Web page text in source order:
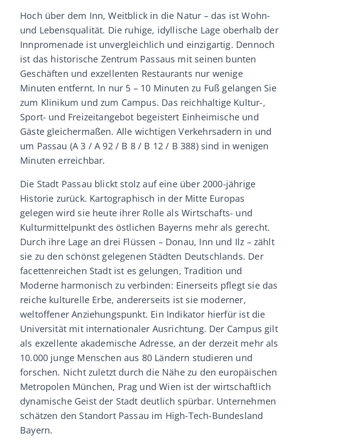
Hoch über dem Inn, Weitblick in die Natur – das ist Wohn-
und Lebensqualität. Die ruhige, idyllische Lage oberhalb der
Innpromenade ist unvergleichlich und einzigartig. Dennoch
ist das historische Zentrum Passaus mit seinen bunten
Geschäften und exzellenten Restaurants nur wenige
Minuten entfernt. In nur 5 – 10 Minuten zu Fuß gelangen Sie
zum Klinikum und zum Campus. Das reichhaltige Kultur-,
Sport- und Freizeitangebot begeistert Einheimische und
Gäste gleichermaßen. Alle wichtigen Verkehrsadern in und
um Passau (A 3 / A 92 / B 8 / B 12 / B 388) sind in wenigen
Minuten erreichbar.
Die Stadt Passau blickt stolz auf eine über 2000-jährige
Historie zurück. Kartographisch in der Mitte Europas
gelegen wird sie heute ihrer Rolle als Wirtschafts- und
Kulturmittelpunkt des östlichen Bayerns mehr als gerecht.
Durch ihre Lage an drei Flüssen – Donau, Inn und Ilz – zählt
sie zu den schönst gelegenen Städten Deutschlands. Der
facettenreichen Stadt ist es gelungen, Tradition und
Moderne harmonisch zu verbinden: Einerseits pflegt sie das
reiche kulturelle Erbe, andererseits ist sie moderner,
weltoffener Anziehungspunkt. Ein Indikator hierfür ist die
Universität mit internationaler Ausrichtung. Der Campus gilt
als exzellente akademische Adresse, an der derzeit mehr als
10.000 junge Menschen aus 80 Ländern studieren und
forschen. Nicht zuletzt durch die Nähe zu den europäischen
Metropolen München, Prag und Wien ist der wirtschaftlich
dynamische Geist der Stadt deutlich spürbar. Unternehmen
schätzen den Standort Passau im High-Tech-Bundesland
Bayern.